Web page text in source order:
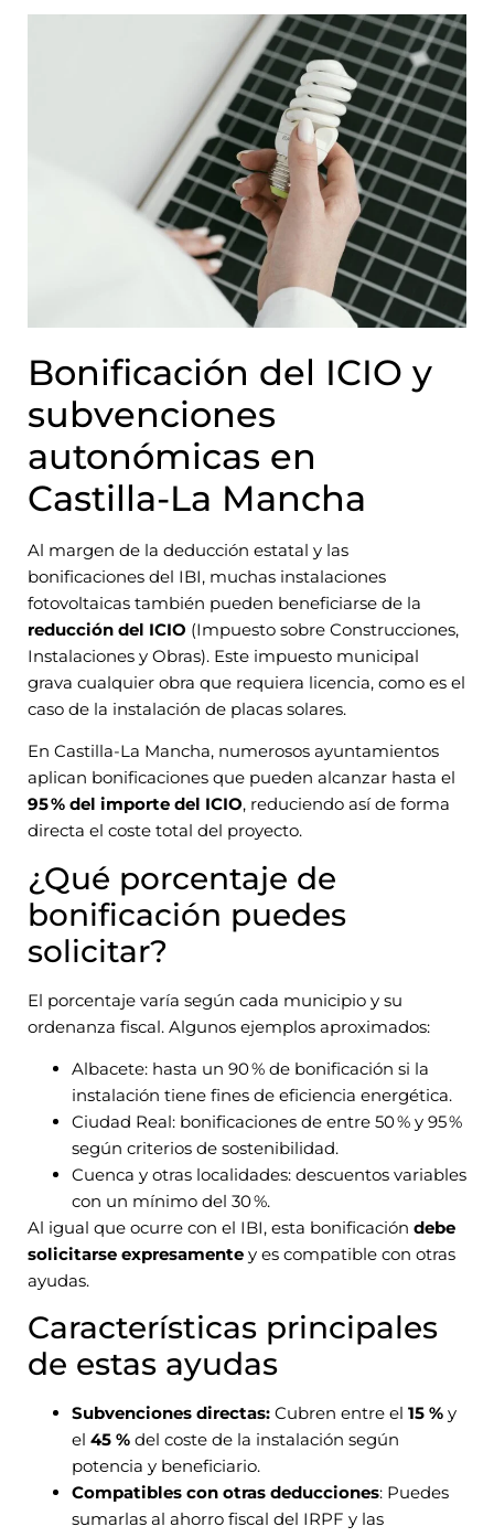
Bonificación del ICIO y
subvenciones
autonómicas en
Castilla-La Mancha
Al margen de la deducción estatal y las
bonificaciones del IBI, muchas instalaciones
fotovoltaicas también pueden beneficiarse de la
reducción del ICIO (Impuesto sobre Construcciones,
Instalaciones y Obras). Este impuesto municipal
grava cualquier obra que requiera licencia, como es el
caso de la instalación de placas solares.
En Castilla-La Mancha, numerosos ayuntamientos
aplican bonificaciones que pueden alcanzar hasta el
95 % del importe del ICIO, reduciendo así de forma
directa el coste total del proyecto.
¿Qué porcentaje de
bonificación puedes
solicitar?
El porcentaje varía según cada municipio y su
ordenanza fiscal. Algunos ejemplos aproximados:
Albacete: hasta un 90 % de bonificación si la
instalación tiene fines de eficiencia energética.
Ciudad Real: bonificaciones de entre 50 % y 95 %
según criterios de sostenibilidad.
Cuenca y otras localidades: descuentos variables
con un mínimo del 30 %.
Al igual que ocurre con el IBI, esta bonificación debe
solicitarse expresamente y es compatible con otras
ayudas.
Características principales
de estas ayudas
Subvenciones directas: Cubren entre el 15 % y
el 45 % del coste de la instalación según
potencia y beneficiario.
Compatibles con otras deducciones: Puedes
sumarlas al ahorro fiscal del IRPF y las